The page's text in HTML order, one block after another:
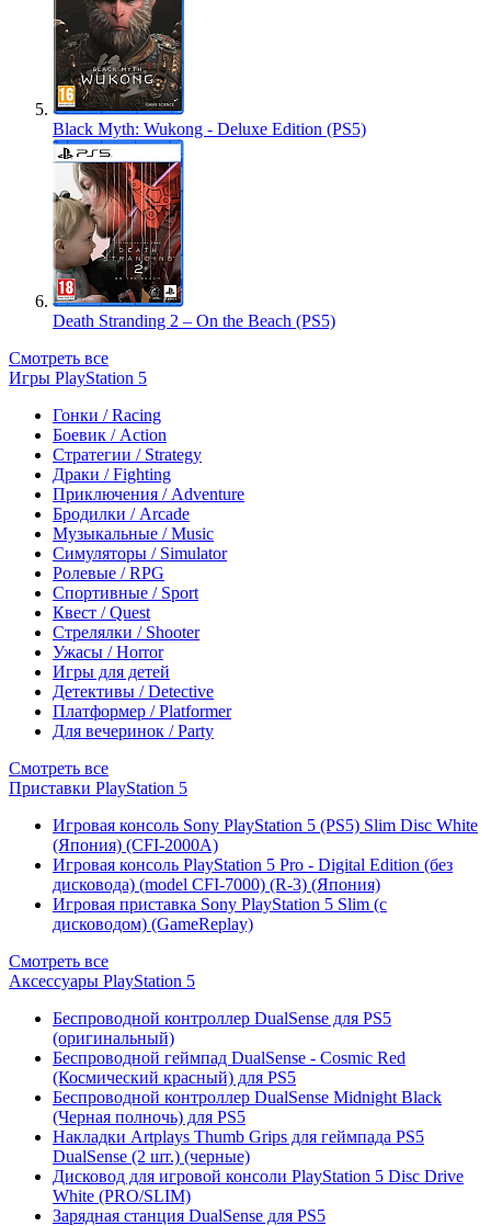
Black Myth: Wukong - Deluxe Edition (PS5)
Death Stranding 2 – On the Beach (PS5)
Смотреть все
Игры PlayStation 5
Гонки / Racing
Боевик / Action
Стратегии / Strategy
Драки / Fighting
Приключения / Adventure
Бродилки / Arcade
Музыкальные / Music
Симуляторы / Simulator
Ролевые / RPG
Спортивные / Sport
Квест / Quest
Стрелялки / Shooter
Ужасы / Horror
Игры для детей
Детективы / Detective
Платформер / Platformer
Для вечеринок / Party
Смотреть все
Приставки PlayStation 5
Игровая консоль Sony PlayStation 5 (PS5) Slim Disc White
(Япония) (CFI-2000A)
Игровая консоль PlayStation 5 Pro - Digital Edition (без
дисковода) (model CFI-7000) (R-3) (Япония)
Игровая приставка Sony PlayStation 5 Slim (с
дисководом) (GameReplay)
Смотреть все
Аксессуары PlayStation 5
Беспроводной контроллер DualSense для PS5
(оригинальный)
Беспроводной геймпад DualSense - Cosmic Red
(Космический красный) для PS5
Беспроводной контроллер DualSense Midnight Black
(Черная полночь) для PS5
Накладки Artplays Thumb Grips для геймпада PS5
DualSense (2 шт.) (черные)
Дисковод для игровой консоли PlayStation 5 Disc Drive
White (PRO/SLIM)
Зарядная станция DualSense для PS5